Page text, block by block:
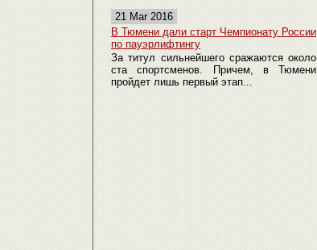
21 Mar 2016
В Тюмени дали старт Чемпионату России
по пауэрлифтингу
За титул сильнейшего сражаются около
ста спортсменов. Причем, в Тюмени
пройдет лишь первый этап...